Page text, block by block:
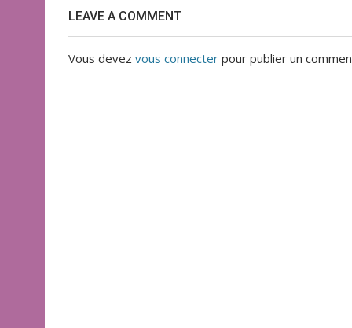
LEAVE A COMMENT
Vous devez vous connecter pour publier un